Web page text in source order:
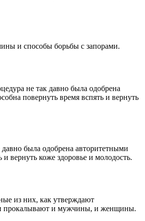
и способы борьбы с запорами.
не так давно была одобрена
повернуть время вспять и вернуть
была одобрена авторитетными
вернуть коже здоровье и молодость.
из них, как утверждают
прокалывают и мужчины, и женщины.